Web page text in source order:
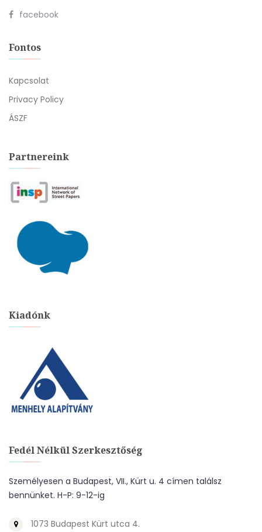
facebook
Fontos
Kapcsolat
Privacy Policy
ÁSZF
Partnereink
Kiadónk
Fedél Nélkül Szerkesztőség
Személyesen a Budapest, VII., Kürt u. 4 címen találsz
bennünket. H-P: 9-12-ig
1073 Budapest Kürt utca 4.